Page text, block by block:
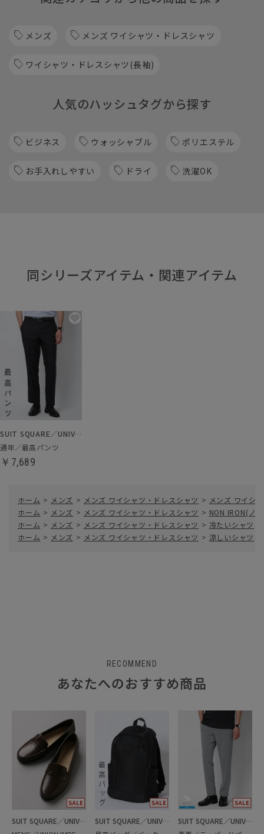
メンズ メンズ ワイシャツ・ドレスシャツ
ワイシャツ・ドレスシャツ(長袖)
人気のハッシュタグから探す
ビジネス ウォッシャブル ポリエステル
お手入れしやすい ドライ 洗濯OK
同シリーズアイテム・関連アイテム
SUIT SQUARE／UNIVERSAL LANGUAGE
通年／最高パンツ
￥7,689
ホーム > メンズ > メンズ ワイシャツ・ドレスシャツ > メンズ ワイシ
ホーム > メンズ > メンズ ワイシャツ・ドレスシャツ > NON IRON(ノ
ホーム > メンズ > メンズ ワイシャツ・ドレスシャツ > 冷たいシャツ
ホーム > メンズ > メンズ ワイシャツ・ドレスシャツ > 涼しいシャツ
RECOMMEND
あなたへのおすすめ商品
SUIT SQUARE／UNIVERSAL LANGUAGE
SUIT SQUARE／UNIVERSAL LANGUAGE
SUIT SQUARE／UNIVERSAL LANGUAGE